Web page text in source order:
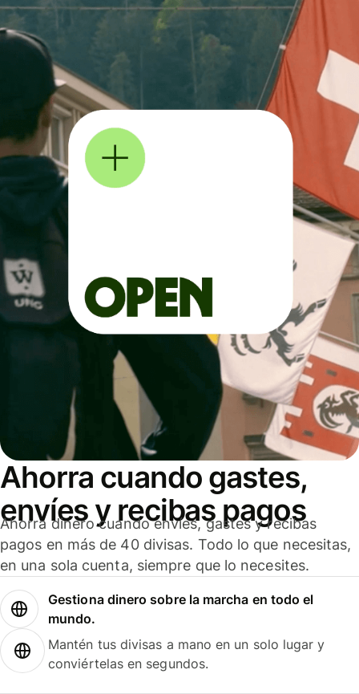
Ahorra cuando gastes,
envíes y recibas pagos
Ahorra dinero cuando envíes, gastes y recibas
pagos en más de 40 divisas. Todo lo que necesitas,
en una sola cuenta, siempre que lo necesites.
Gestiona dinero sobre la marcha en todo el
mundo.
Mantén tus divisas a mano en un solo lugar y
conviértelas en segundos.